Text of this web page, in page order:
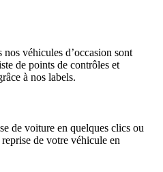
véhicules d’occasion sont
de points de contrôles et
à nos labels.
de voiture en quelques clics ou
de votre véhicule en